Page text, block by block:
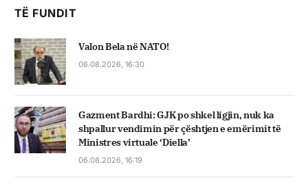
TË FUNDIT
Valon Bela në NATO!
06.08.2026, 16:30
Gazment Bardhi: GJK po shkel ligjin, nuk ka
shpallur vendimin për çështjen e emërimit të
Ministres virtuale ‘Diella’
06.08.2026, 16:19